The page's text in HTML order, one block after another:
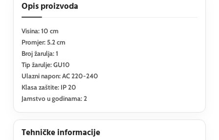
Opis proizvoda
Visina: 10 cm
Promjer: 5.2 cm
Broj žarulja: 1
Tip žarulje: GU10
Ulazni napon: AC 220-240
Klasa zaštite: IP 20
Jamstvo u godinama: 2
Tehničke informacije